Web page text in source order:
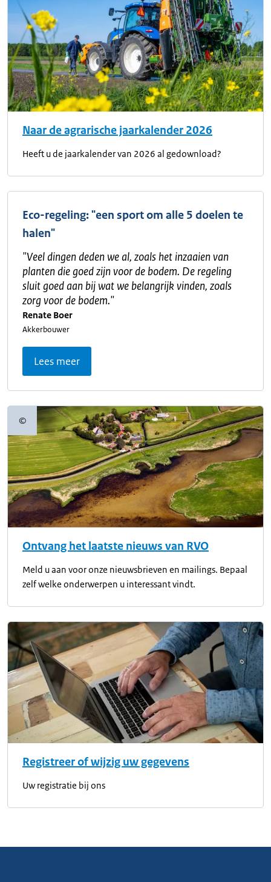
Naar de agrarische jaarkalender 2026
Heeft u de jaarkalender van 2026 al gedownload?
Eco-regeling: "een sport om alle 5 doelen te
halen"
"Veel dingen deden we al, zoals het inzaaien van
planten die goed zijn voor de bodem. De regeling
sluit goed aan bij wat we belangrijk vinden, zoals
zorg voor de bodem."
Renate Boer
Akkerbouwer
Lees meer
©Copyrightinformatie
Ontvang het laatste nieuws van RVO
Meld u aan voor onze nieuwsbrieven en mailings. Bepaal
zelf welke onderwerpen u interessant vindt.
Registreer of wijzig uw gegevens
Uw registratie bij ons